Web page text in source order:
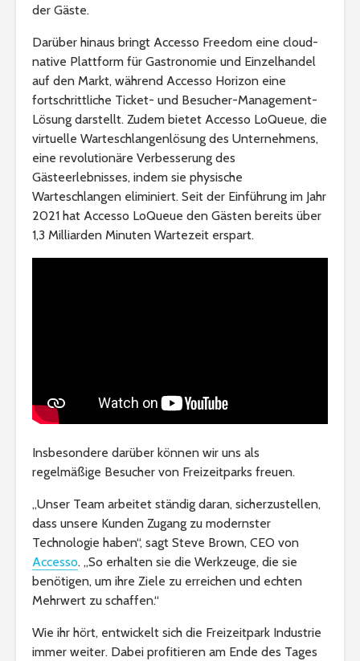
der Gäste.
Darüber hinaus bringt Accesso Freedom eine cloud-
native Plattform für Gastronomie und Einzelhandel
auf den Markt, während Accesso Horizon eine
fortschrittliche Ticket- und Besucher-Management-
Lösung darstellt. Zudem bietet Accesso LoQueue, die
virtuelle Warteschlangenlösung des Unternehmens,
eine revolutionäre Verbesserung des
Gästeerlebnisses, indem sie physische
Warteschlangen eliminiert. Seit der Einführung im Jahr
2021 hat Accesso LoQueue den Gästen bereits über
1,3 Milliarden Minuten Wartezeit erspart.
Insbesondere darüber können wir uns als
regelmäßige Besucher von Freizeitparks freuen.
„Unser Team arbeitet ständig daran, sicherzustellen,
dass unsere Kunden Zugang zu modernster
Technologie haben“, sagt Steve Brown, CEO von
Accesso. „So erhalten sie die Werkzeuge, die sie
benötigen, um ihre Ziele zu erreichen und echten
Mehrwert zu schaffen.“
Wie ihr hört, entwickelt sich die Freizeitpark Industrie
immer weiter. Dabei profitieren am Ende des Tages